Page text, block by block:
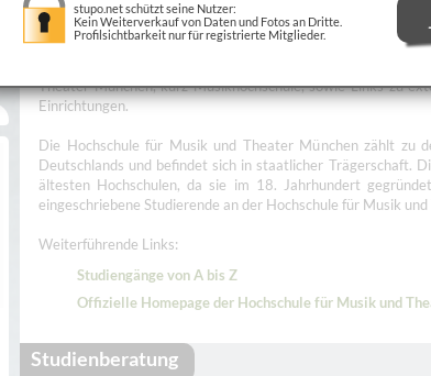
Theater München, kurz Musikhochschule, sowie Links zu
Einrichtungen.
Die Hochschule für Musik und Theater München zählt zu
Deutschlands und befindet sich in staatlicher Trägerschaft.
ältesten Hochschulen, da sie im 18. Jahrhundert
eingeschriebene Studierende an der Hochschule für Musik
Weiterführende Links:
Studiengänge von A bis Z
Offizielle Homepage der Hochschule für Musik und
Studienberatung
stupo.net schützt seine Nutzer:
Kein Weiterverkauf von Daten und Fotos an Dritte.
Profilsichtbarkeit nur für registrierte Mitglieder.